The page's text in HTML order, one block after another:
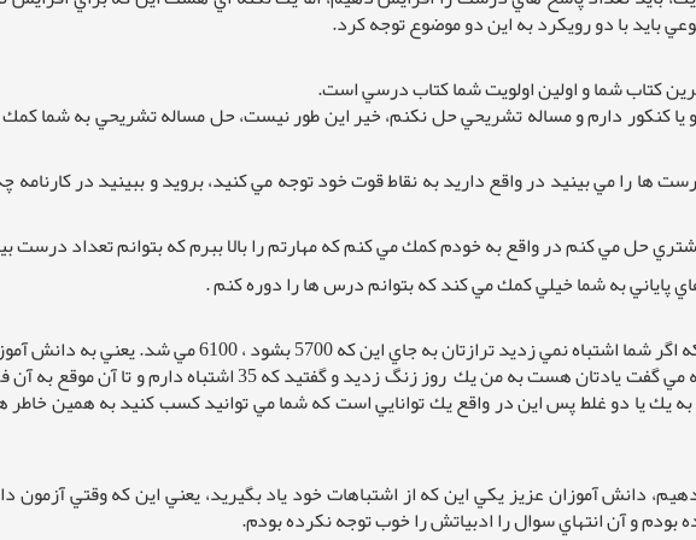
بايد با دو رويكرد به اين دو موضوع توجه كرد.
كتاب شما و اولين اولويت شما كتاب درسي است.
كنكور دارم و مساله تشريحي حل نكنم، خير اين طور نيست، حل مساله تشريحي به شما
ها را مي بينيد در واقع داريد به نقاط قوت خود توجه مي كنيد، برويد و ببينيد در
حل مي كنم در واقع به خودم كمك مي كنم كه مهارتم را بالا ببرم كه بتوانم تعداد درست
پاياني به شما خيلي كمك مي كند كه بتوانم درس ها را دوره كنم .
مي شد. يعني به دانش آموز اين تلنگر را مي زند كه دانش آموز حواست باشد و تعداد اشتباهات را پايين بياور.
آزمون هاي پاياني 35 تا را رساندم به يك يا دو غلط پس اين در واقع يك توانايي است كه شما مي توانيد
دانش آموزان عزيز يكي اين كه از اشتباهات خود ياد بگيريد، يعني اين كه وقتي
و آن انتهاي سوال را ادبياتش را خوب توجه نكرده بودم.